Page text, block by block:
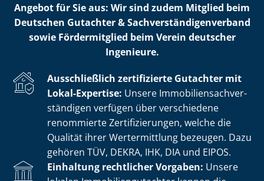
Angebot für Sie aus: Wir sind zudem Mitglied beim
Deutschen Gutachter & Sach­ver­stän­di­gen­ver­band
sowie Fördermitglied beim Verein deutscher
Ingenieure.
Ausschließlich zertifizierte Gutachter mit
Lokal-Expertise: Unsere Im­mo­bi­li­en­sach­ver­
stän­di­gen verfügen über verschiedene
renommierte Zer­ti­fi­zie­run­gen, welche die
Qualität ihrer Wertermittlung bezeugen. Dazu
gehören TÜV, DEKRA, IHK, DIA und EIPOS.
Einhaltung rechtlicher Vorgaben: Unsere